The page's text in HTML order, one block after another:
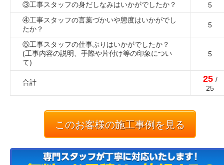
③工事スタッフの身だしなみはいかがでしたか？
5
④工事スタッフの言葉づかいや態度はいかがでし
たか？
5
⑤工事スタッフの仕事ぶりはいかがでしたか？
(工事内容の説明、手際や片付け等の印象につい
て)
5
合計 25 /
25
このお客様の施工事例を見る